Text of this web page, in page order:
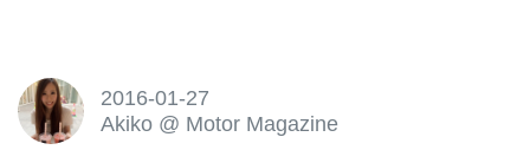
2016-01-27
Akiko @ Motor Magazine